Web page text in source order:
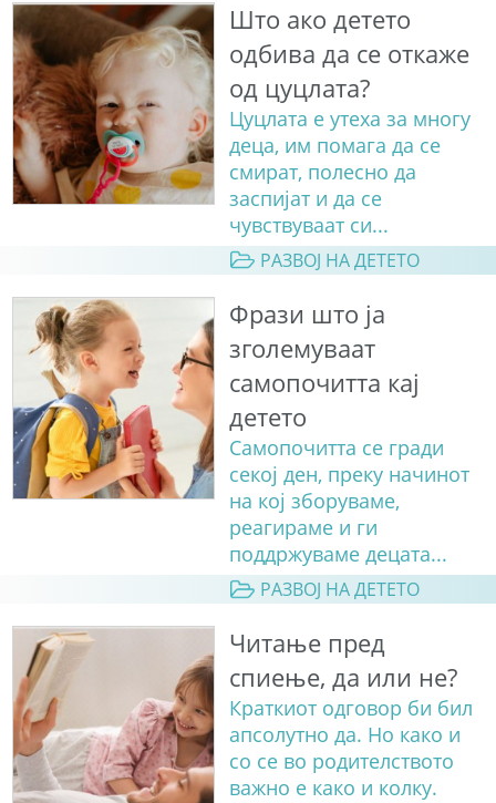
Што ако детето
одбива да се откаже
од цуцлата?
Цуцлата е утеха за многу
деца, им помага да се
смират, полесно да
заспијат и да се
чувствуваат си...
РАЗВОЈ НА ДЕТЕТО
Фрази што ја
зголемуваат
самопочитта кај
детето
Самопочитта се гради
секој ден, преку начинот
на кој зборуваме,
реагираме и ги
поддржуваме децата...
РАЗВОЈ НА ДЕТЕТО
Читање пред
спиење, да или не?
Краткиот одговор би бил
апсолутно да. Но како и
со сe во родителството
важно е како и колку.